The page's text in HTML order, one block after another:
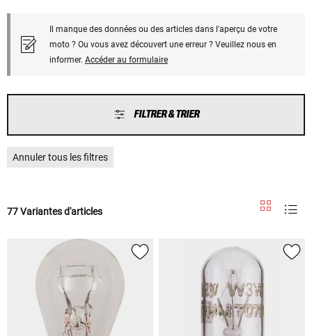
Il manque des données ou des articles dans l'aperçu de votre
moto ? Ou vous avez découvert une erreur ? Veuillez nous en
informer. Accéder au formulaire
FILTRER & TRIER
Annuler tous les filtres
77 Variantes d'articles